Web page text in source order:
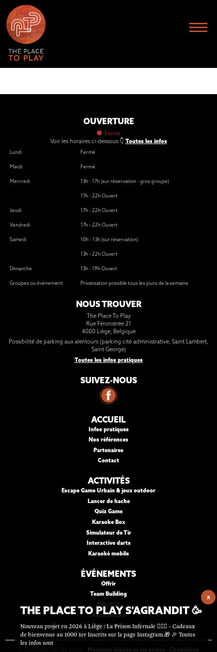
TEST
OUVERTURE
Fermé
Voir les horaires ci-dessous 👇 Toutes les infos
Lundi Fermé
Mardi Fermé
Mercredi 13h - 17h (sur réservation - gros groupe)
17h - 22h Ouvert
Jeudi 17h - 22h Ouvert
Vendredi 17h - 22h Ouvert
Samedi 10h - 13h (sur réservation)
13h - 22h Ouvert
Dimanche 13h - 19h Ouvert
Groupes ou événement Privatisation possible tous les jours de la semaine
NOUS TROUVER
The Place To Play
Rue Féronstrée 21
4000 Liège, Belgique
Possibilité de parking aux alentours (parking cité administrative, Saint Lambert,
Saint George)
Toutes les infos pratiques
SUIVEZ-NOUS
ACCUEIL
Infos pratiques
Nos références
Partenaires
Contact
ACTIVITÉS
Escape Game Urbain & jeux outdoor
Lancer de hache
Quiz Game
Karaoke Box
Simulateur de Tir
Interactive darts
Karaoké mobile
ÉVÉNEMENTS
Offrir
Team Building
EVG/EVF
Anniversaire
Privatisation
Mentions légales et vie privée Conditions
X
THE PLACE TO PLAY S'AGRANDIT 🥳
Nouveau projet en 2026 à Liège : La Prison Infernale ⛓️‍👮‍♂️ - Cadeaux
de bienvenue au 1000 1er Inscrits sur la page Instagram.🎁 🎉 Toutes
les infos sont